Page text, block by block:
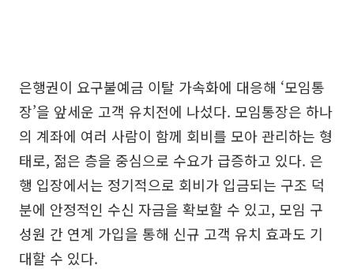
은행권이 요구불예금 이탈 가속화에 대응해 ‘모임통
장’을 앞세운 고객 유치전에 나섰다. 모임통장은 하나
의 계좌에 여러 사람이 함께 회비를 모아 관리하는 형
태로, 젊은 층을 중심으로 수요가 급증하고 있다. 은
행 입장에서는 정기적으로 회비가 입금되는 구조 덕
분에 안정적인 수신 자금을 확보할 수 있고, 모임 구
성원 간 연계 가입을 통해 신규 고객 유치 효과도 기
대할 수 있다.